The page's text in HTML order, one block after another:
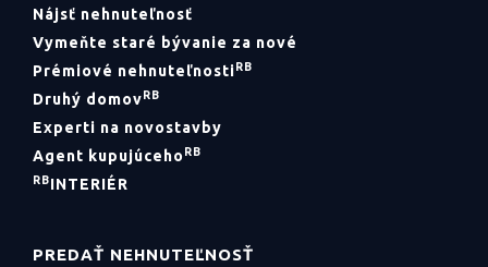
Nájsť nehnuteľnosť
Vymeňte staré bývanie za nové
Prémiové nehnuteľnostiRB
Druhý domovRB
Experti na novostavby
Agent kupujúceho RB
RBINTERIÉR
PREDAŤ NEHNUTEĽNOSŤ